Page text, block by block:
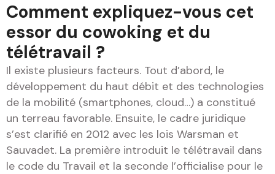
Comment expliquez-vous cet
essor du cowoking et du
télétravail ?
Il existe plusieurs facteurs. Tout d’abord, le
développement du haut débit et des technologies
de la mobilité (smartphones, cloud…) a constitué
un terreau favorable. Ensuite, le cadre juridique
s’est clarifié en 2012 avec les lois Warsman et
Sauvadet. La première introduit le télétravail dans
le code du Travail et la seconde l’officialise pour le